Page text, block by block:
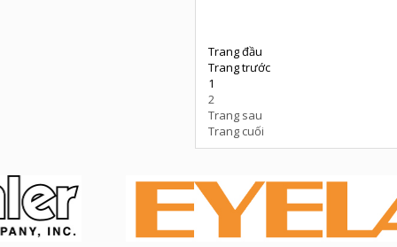
Trang đầu
Trang trước
1
2
Trang sau
Trang cuối